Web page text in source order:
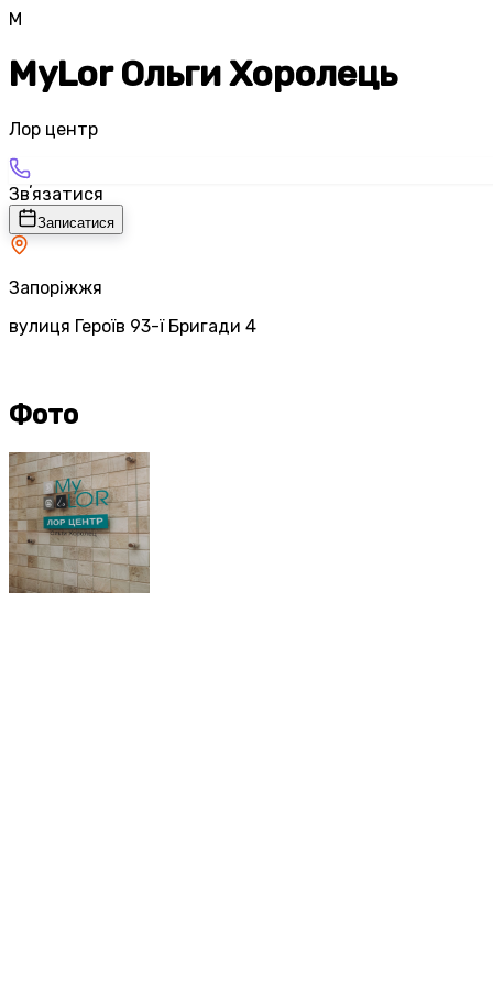
M
MyLor Ольги Хоролець
Лор центр
Звʼязатися
Записатися
Запоріжжя
вулиця Героїв 93-ї Бригади 4
Фото